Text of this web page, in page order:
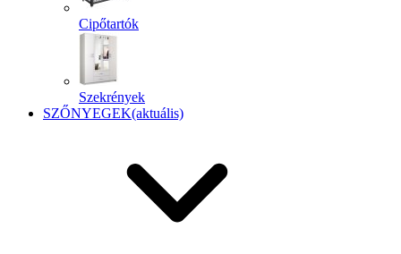
Cipőtartók
Szekrények
SZŐNYEGEK(aktuális)